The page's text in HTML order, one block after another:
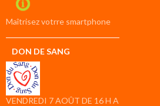
compte
Maîtrisez votrre smartphone
DON DE SANG
VENDREDI 7 AOÛT DE 16 H A